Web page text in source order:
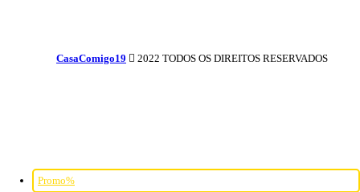
CasaComigo19 2022 TODOS OS DIREITOS RESERVADOS
Promo%